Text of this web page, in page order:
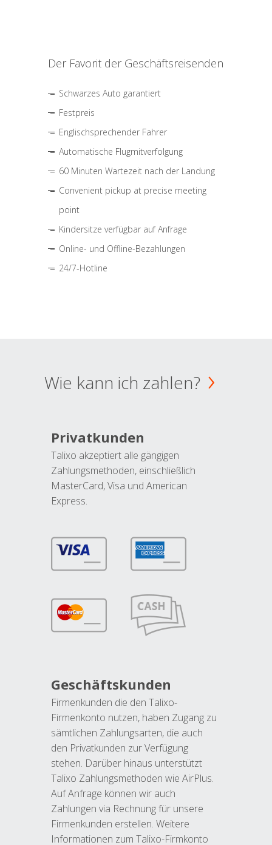
Der Favorit der Geschäftsreisenden
Schwarzes Auto garantiert
Festpreis
Englischsprechender Fahrer
Automatische Flugmitverfolgung
60 Minuten Wartezeit nach der Landung
Convenient pickup at precise meeting
point
Kindersitze verfügbar auf Anfrage
Online- und Offline-Bezahlungen
24/7-Hotline
Wie kann ich zahlen?
Privatkunden
Talixo akzeptiert alle gängigen
Zahlungsmethoden, einschließlich
MasterCard, Visa und American
Express.
Geschäftskunden
Firmenkunden die den Talixo-
Firmenkonto nutzen, haben Zugang zu
sämtlichen Zahlungsarten, die auch
den Privatkunden zur Verfügung
stehen. Darüber hinaus unterstützt
Talixo Zahlungsmethoden wie AirPlus.
Auf Anfrage können wir auch
Zahlungen via Rechnung für unsere
Firmenkunden erstellen. Weitere
Informationen zum Talixo-Firmkonto